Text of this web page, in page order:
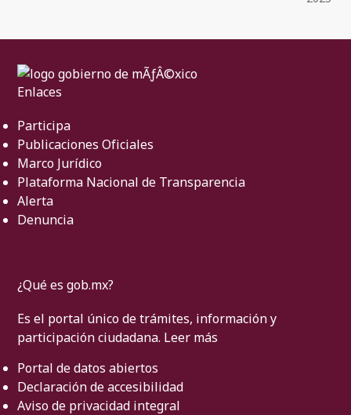
Enlaces
Participa
Publicaciones Oficiales
Marco Jurídico
Plataforma Nacional de Transparencia
Alerta
Denuncia
¿Qué es gob.mx?
Es el portal único de trámites, información y
participación ciudadana. Leer más
Portal de datos abiertos
Declaración de accesibilidad
Aviso de privacidad integral